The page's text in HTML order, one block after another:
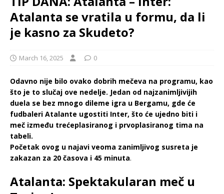
Atalanta se vratila u formu, da li
je kasno za Skudeto?
March 16, 2025 0
Odavno nije bilo ovako dobrih mečeva na programu, kao
što je to slučaj ove nedelje. Jedan od najzanimljivijih
duela se bez mnogo dileme igra u Bergamu, gde će
fudbaleri Atalante ugostiti Inter, što će ujedno biti i
meč između trećeplasiranog i prvoplasiranog tima na
tabeli.
Početak ovog u najavi veoma zanimljivog susreta je
zakazan za 20 časova i 45 minuta.
Atalanta: Spektakularan meč u